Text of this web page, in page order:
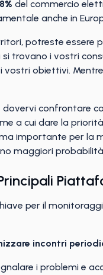
del commercio
anche in
potreste essere
si trovano i vostri
vostri obiettivi.
confrontare
a cui dare la
importante per la
maggiori
per il
incontri
i problemi e